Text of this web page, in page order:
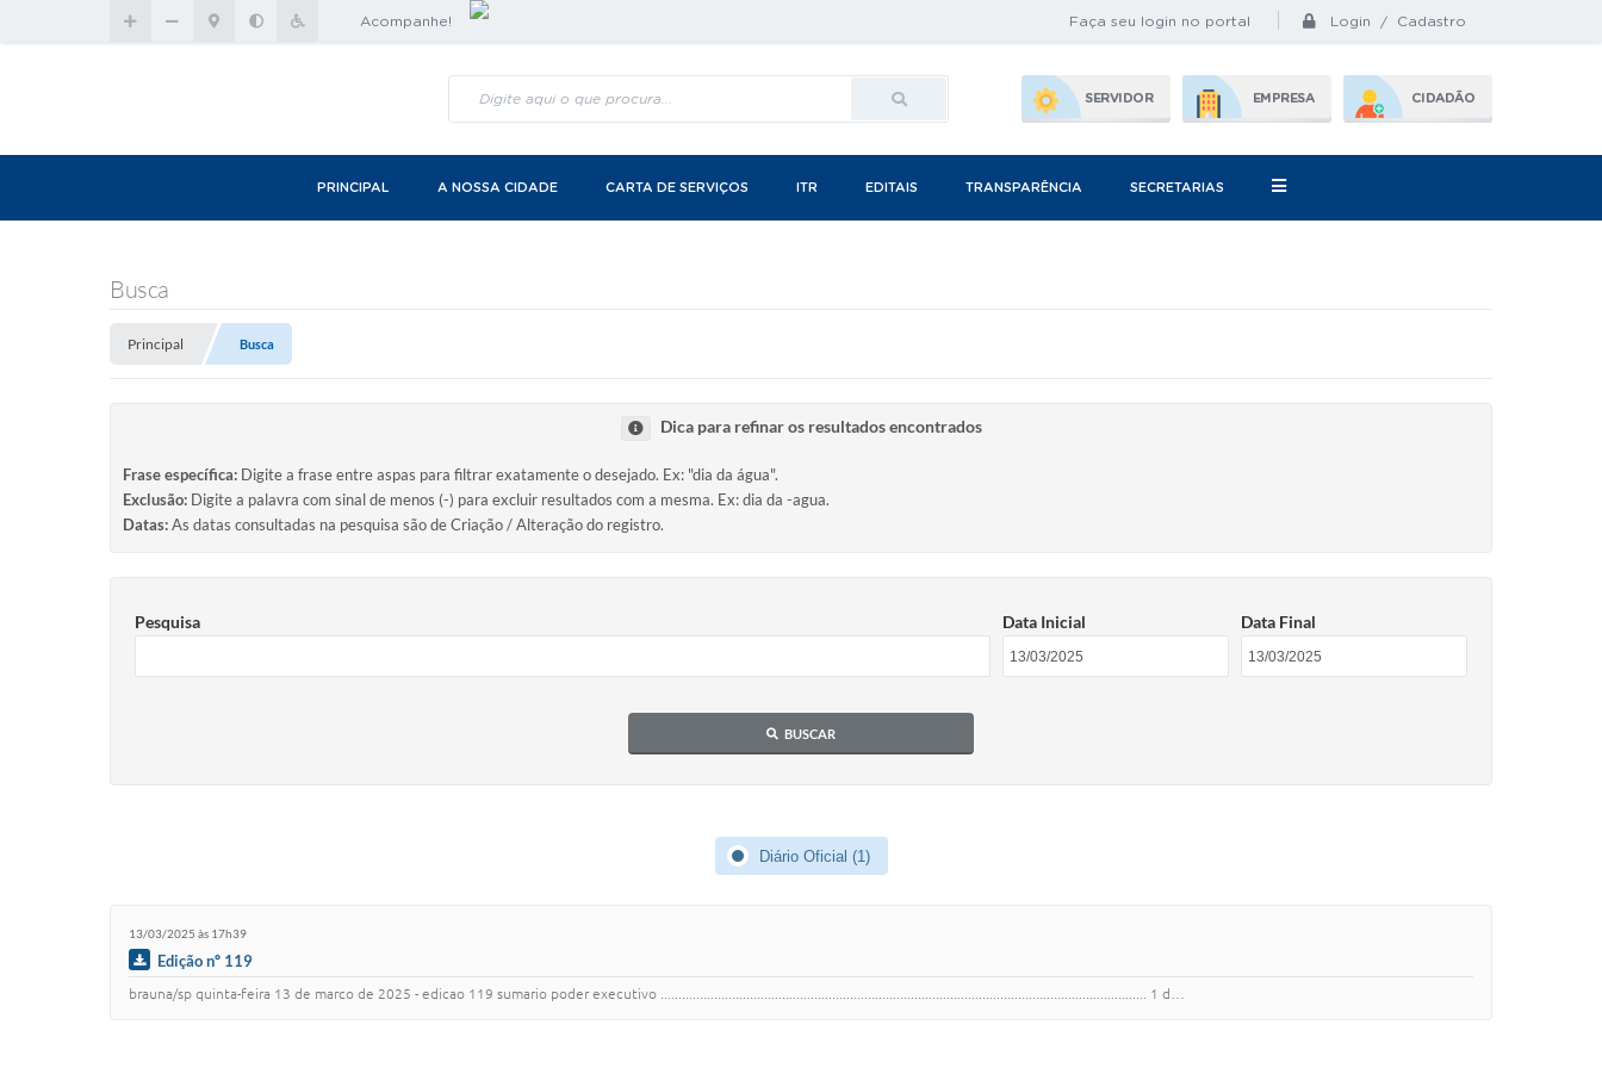
Faça seu login no portal Login / Cadastro
Acompanhe!
CIDADÃO
EMPRESA
SERVIDOR
PRINCIPAL A NOSSA CIDADE CARTA DE SERVIÇOS ITR EDITAIS TRANSPARÊNCIA SECRETARIAS
Busca
Principal Busca
Dica para refinar os resultados encontrados
Frase específica: Digite a frase entre aspas para filtrar exatamente o desejado. Ex: "dia da água".
Exclusão: Digite a palavra com sinal de menos (-) para excluir resultados com a mesma. Ex: dia da -agua.
Datas:As datas consultadas na pesquisa são de Criação / Alteração do registro.
Pesquisa Data Inicial Data Final
BUSCAR
Diário Oficial (1)
13/03/2025 às 17h39
Edição nº 119
brauna/sp quinta-feira 13 de marco de 2025 - edicao 119 sumario poder executivo ........................................................................................................................................ 1 d…